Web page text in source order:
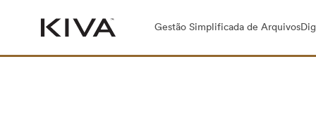
Gestão Simplificada de